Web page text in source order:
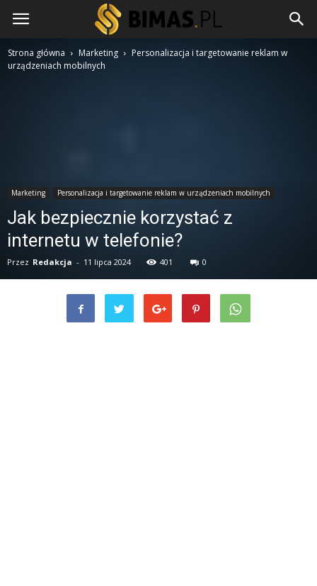
Strona główna Marketing
Personalizacja i targetowanie reklam w
urządzeniach mobilnych
Marketing Personalizacja i targetowanie reklam w urządzeniach mobilnych
Jak bezpiecznie korzystać z
internetu w telefonie?
Przez Redakcja - 11 lipca 2024 401 0